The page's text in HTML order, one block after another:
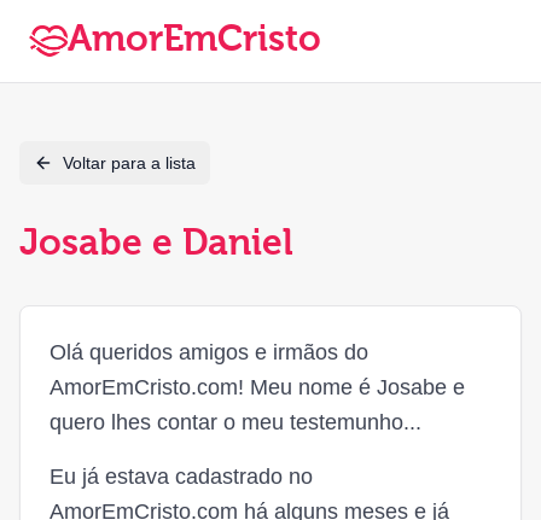
AmorEmCristo
Voltar para a lista
Josabe e Daniel
Olá queridos amigos e irmãos do
AmorEmCristo.com! Meu nome é Josabe e
quero lhes contar o meu testemunho...
Eu já estava cadastrado no
AmorEmCristo.com há alguns meses e já